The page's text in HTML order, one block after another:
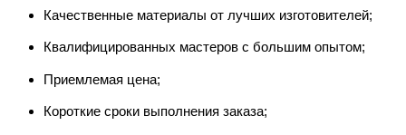
Качественные материалы от лучших изготовителей;
Квалифицированных мастеров с большим опытом;
Приемлемая цена;
Короткие сроки выполнения заказа;